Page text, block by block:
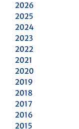
2026
2025
2024
2023
2022
2021
2020
2019
2018
2017
2016
2015